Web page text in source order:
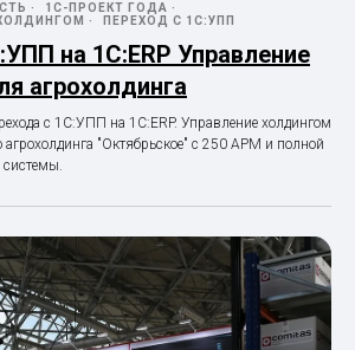
1С-ПРОЕКТ ГОДА
ПЕРЕХОД С 1С:УПП
на 1С:ERP Управление
агрохолдинга
с 1С:УПП на 1С:ERP. Управление холдингом
"Октябрьское" с 250 АРМ и полной
системы.